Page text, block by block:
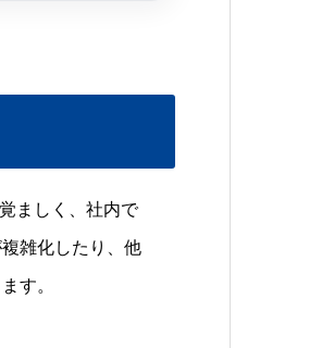
ましく、社内で
雑化したり、他
す。